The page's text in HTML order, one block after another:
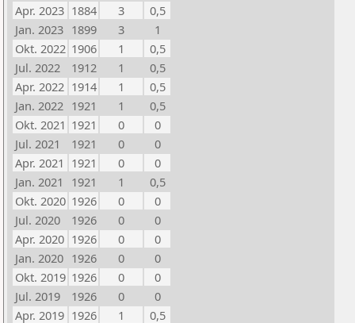
Apr. 2023 1884 3
0,5
Jan. 2023 1899 3
1
Okt. 2022 1906 1
0,5
Jul. 2022
1912 1
0,5
Apr. 2022 1914 1
0,5
Jan. 2022 1921 1
0,5
Okt. 2021 1921 0
0
Jul. 2021
1921 0
0
Apr. 2021 1921 0
0
Jan. 2021
1921 1
0,5
Okt. 2020 1926 0
0
Jul. 2020
1926 0
0
Apr. 2020 1926 0
0
Jan. 2020 1926 0
0
Okt. 2019 1926 0
0
Jul. 2019
1926 0
0
Apr. 2019 1926 1
0,5